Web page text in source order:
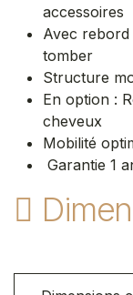
accessoires
Avec
tomber
Structure
En option :
cheveux
Mobilité
Garantie 1